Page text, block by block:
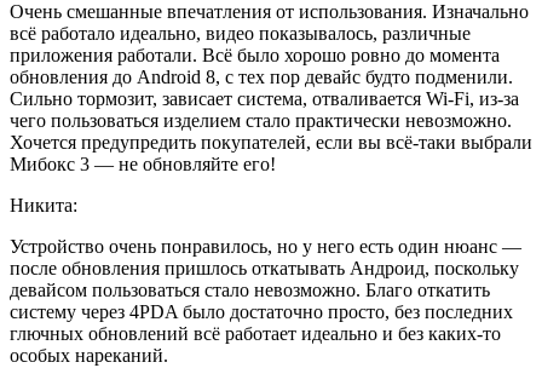
Очень смешанные впечатления от использования. Изначально
всё работало идеально, видео показывалось, различные
приложения работали. Всё было хорошо ровно до момента
обновления до Android 8, с тех пор девайс будто подменили.
Сильно тормозит, зависает система, отваливается Wi-Fi, из-за
чего пользоваться изделием стало практически невозможно.
Хочется предупредить покупателей, если вы всё-таки выбрали
Мибокс 3 — не обновляйте его!
Никита:
Устройство очень понравилось, но у него есть один нюанс —
после обновления пришлось откатывать Андроид, поскольку
девайсом пользоваться стало невозможно. Благо откатить
систему через 4PDA было достаточно просто, без последних
глючных обновлений всё работает идеально и без каких-то
особых нареканий.